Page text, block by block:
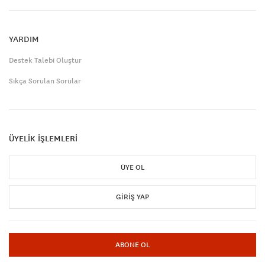
YARDIM
Destek Talebi Oluştur
Sıkça Sorulan Sorular
ÜYELİK İŞLEMLERİ
ÜYE OL
GIRIŞ YAP
ABONE OL